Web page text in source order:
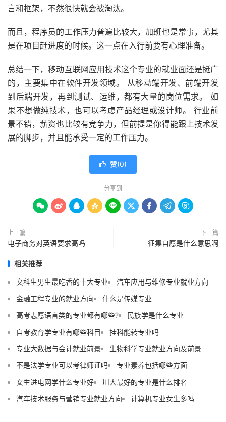
言和框架，不然很快就会被淘汰。
而且，程序员的工作压力普遍比较大，加班也是常事，尤其
是在项目赶进度的时候。这一点在入行前要有心理准备。
总结一下，移动互联网应用技术这个专业的就业面还是挺广
的，主要集中在软件开发领域。 从移动端开发、前端开发
到后端开发，再到测试、运维，都有大量的岗位需求。 如
果不想做纯技术，也可以考虑产品经理或设计师。 行业前
景不错，薪资也比较有竞争力，但前提是你得能跟上技术发
展的脚步，并且能承受一定的工作压力。
 赞(0)
分享到
        
上一篇
电子商务对英语要求高吗
下一篇
征集自愿是什么意思啊
相关推荐
文科生男生最吃香的十大专业
汽车应用与维修专业就业方向
金融工程专业的就业方向
什么是传媒专业
高考志愿语言类的专业都有哪些?
民族学是什么专业
自考教育学专业有哪些科目
挂科能转专业吗
专业大数据与会计就业前景
生物科学专业就业方向及前景
不是法学专业可以考律师证吗
专业素养包括哪些方面
女生进电网学什么专业好
川大最好的专业是什么排名
汽车技术服务与营销专业就业方向
计算机专业女生多吗